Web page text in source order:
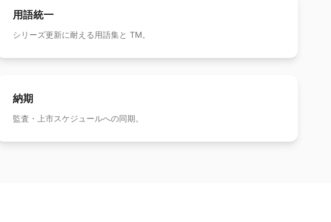
用語統一
シリーズ更新に耐える用語集と TM。
納期
監査・上市スケジュールへの同期。